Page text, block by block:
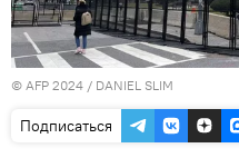
© AFP 2024 / DANIEL SLIM
Подписаться